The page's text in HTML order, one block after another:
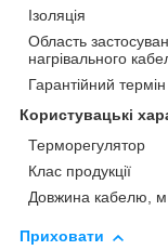
Ізоляція
Область
нагрівального
Гарантійний термін
Користувацькі
Терморегулятор
Клас продукції
Довжина кабелю, м
Приховати